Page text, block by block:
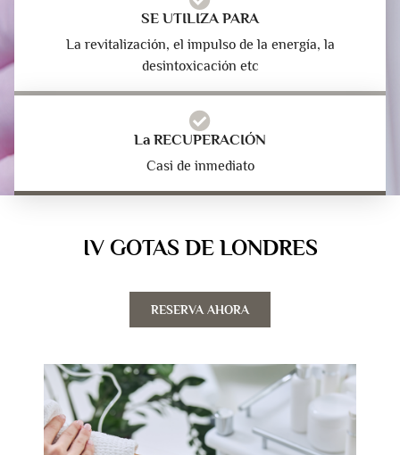
SE UTILIZA PARA
La revitalización, el impulso de la energía, la
desintoxicación etc
La RECUPERACIÓN
Casi de inmediato
IV GOTAS DE LONDRES
RESERVA AHORA